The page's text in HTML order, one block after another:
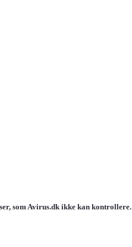
somAvirus.dk ikke kan kontrollere.